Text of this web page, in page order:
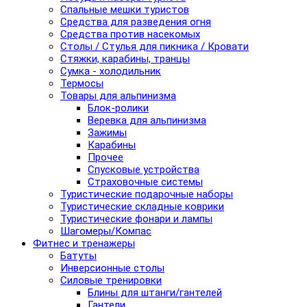
Спальные мешки туристов
Средства для разведения огня
Средства против насекомых
Столы / Стулья для пикника / Кровати
Стяжки, карабины, транцы
Сумка - холодильник
Термосы
Товары для альпинизма
Блок-ролики
Веревка для альпинизма
Зажимы
Карабины
Прочее
Спусковые устройства
Страховочные системы
Туристические подарочные наборы
Туристические складные коврики
Туристические фонари и лампы
Шагомеры/Компас
Фитнес и тренажеры
Батуты
Инверсионные столы
Силовые тренировки
Блины для штанги/гантелей